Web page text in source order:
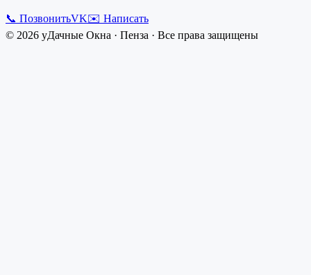
📞 ПозвонитьVK✉️ Написать
© 2026 уДачные Окна · Пенза · Все права защищены